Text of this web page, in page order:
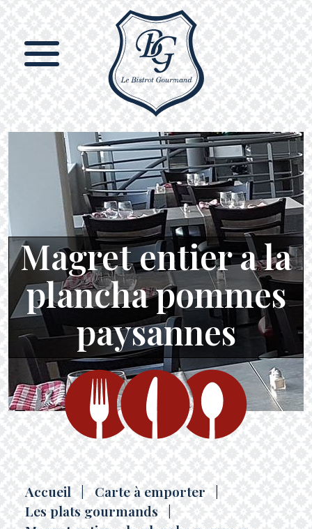
Magret entier a la
plancha pommes
paysannes
Accueil | Carte à emporter
|
Les plats gourmands
|